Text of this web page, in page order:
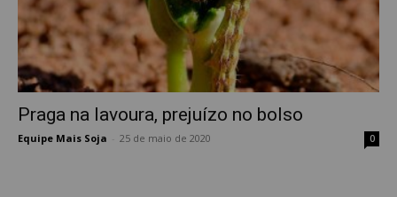
Praga na lavoura, prejuízo no bolso
Equipe Mais Soja 25 de maio de 2020 0